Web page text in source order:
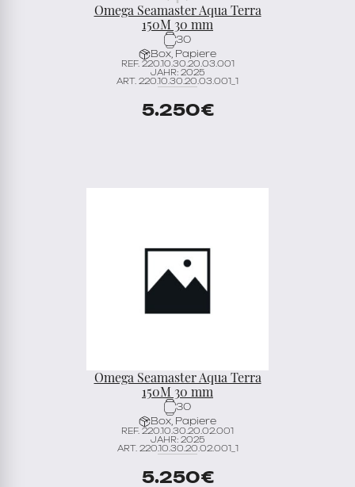
Omega Seamaster Aqua Terra
150M 30 mm
30
Box, Papiere
REF. 220.10.30.20.03.001
JAHR: 2025
ART. 220.10.30.20.03.001_1
5.250€
Omega Seamaster Aqua Terra
150M 30 mm
30
Box, Papiere
REF. 220.10.30.20.02.001
JAHR: 2025
ART. 220.10.30.20.02.001_1
5.250€